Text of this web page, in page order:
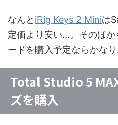
なんと iRig Keys 2 Miniは
定価より安い…。そのほ
ードを購入予定ならかなり
Total Studio 5
ズを購入